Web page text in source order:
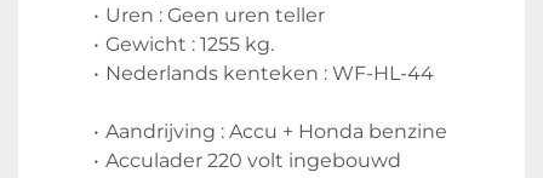
Uren : Geen uren teller
Gewicht : 1255 kg.
Nederlands kenteken : WF-HL-44
Aandrijving : Accu + Honda benzine
Acculader 220 volt ingebouwd